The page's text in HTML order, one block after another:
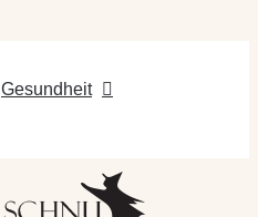
Gesundheit